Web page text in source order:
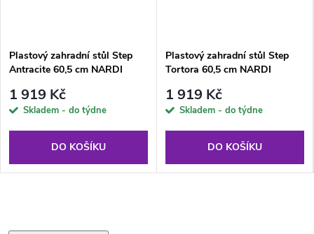
Plastový zahradní stůl Step
Antracite 60,5 cm NARDI
1 919 Kč
Skladem - do týdne
DO KOŠÍKU
Plastový zahradní stůl Step
Tortora 60,5 cm NARDI
1 919 Kč
Skladem - do týdne
DO KOŠÍKU